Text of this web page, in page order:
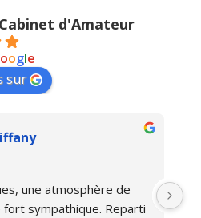
d'Amateur
oogle
sur
une atmosphère de
fort sympathique. Reparti